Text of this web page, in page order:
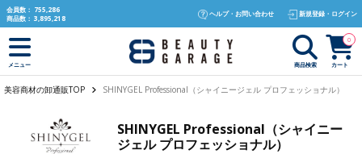
text.skipToContent
text.skipToNavigation
会員数： 755,286
商品数： 3,895,218
ヘルプ・お問い合わせ 新規登録・ログイン
メニュー 商品検索 カート
0
美容商材の卸通販TOP SHINYGEL Professional（シャイニージェル プロフェッショナル）
SHINYGEL Professional（シャイニー
ジェル プロフェッショナル）